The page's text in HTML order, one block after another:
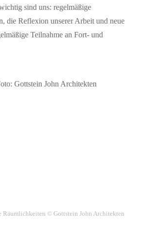
sind uns: regelmäßige
die Reflexion unserer Arbeit und neue
Teilnahme an Fort- und
Räumlichkeiten © Gottstein John Architekten